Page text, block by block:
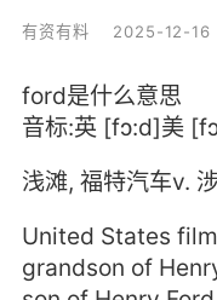
有资有料 2025-12-16
ford是什么意思
音标:英 [fɔ:d]美
浅滩, 福特汽车v.
United States
grandson of